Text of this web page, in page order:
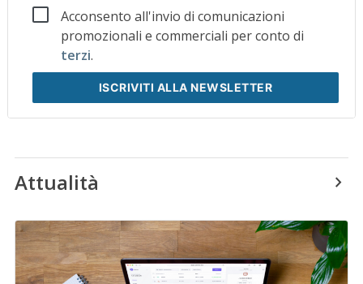
Acconsento all'invio di comunicazioni
promozionali e commerciali per conto di
terzi.
ISCRIVITI ALLA NEWSLETTER
Attualità